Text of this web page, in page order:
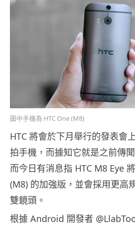
圖中手機為 HTC One (M8)
HTC 將會於下月舉行的發表會
拍手機，而據知它就是之前傳
而今日有消息指 HTC M8 Eye
(M8) 的加強版，並會採用更高
雙鏡頭。
根據 Android 開發者